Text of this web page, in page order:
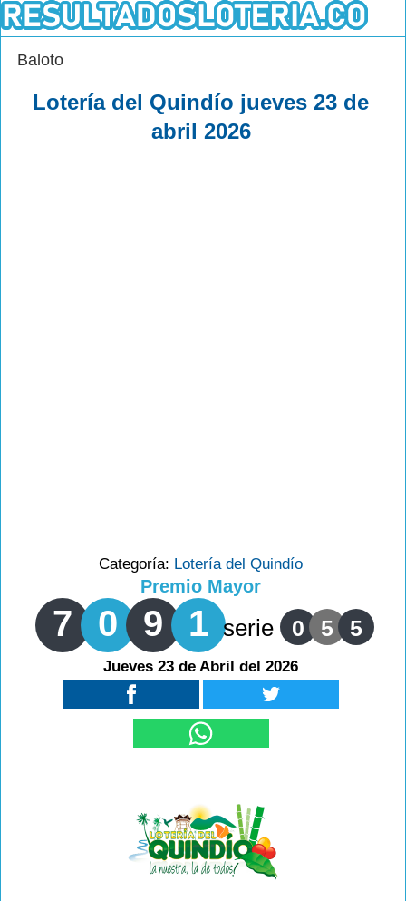
Baloto
Lotería del Quindío jueves 23 de
abril 2026
Categoría: Lotería del Quindío
Premio Mayor
7 0 9 1 serie 0 5 5
Jueves 23 de Abril del 2026